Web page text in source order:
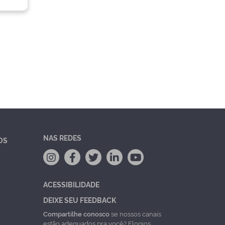
NAS REDES
ACESSIBILIDADE
DEIXE SEU FEEDBACK
Compartilhe conoscose nossos canais
estão adequados pra você? Elogios